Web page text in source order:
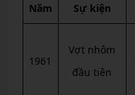
Năm Sự kiện
1961
Vợt nhôm
đầu tiên